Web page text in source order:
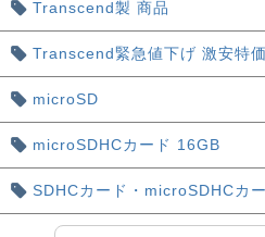
Transcend製 商品
Transcend緊急値下げ 激安特
microSD
microSDHCカード 16GB
SDHCカード・microSDHCカ